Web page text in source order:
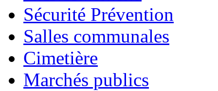
Sécurité Prévention
Salles communales
Cimetière
Marchés publics